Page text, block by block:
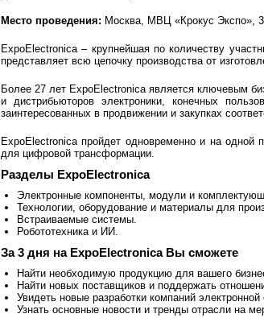
Место проведения: Москва, МВЦ «Крокус Экспо»,
ExpoElectronica – крупнейшая по количеству
представляет всю цепочку производства от
Более 27 лет ExpoElectronica является ключевым
и дистрибьюторов электроники, конечных
заинтересованных в продвижении и закупках
ExpoElectronica пройдет одновременно и на
для цифровой трансформации.
Разделы ExpoElectronica
Электронные компоненты, модули и
Технологии, оборудование и материалы для
Встраиваемые системы.
Робототехника и ИИ.
За 3 дня на ExpoElectronica Вы сможете
Найти необходимую продукцию для вашего
Найти новых поставщиков и поддержать
Увидеть новые разработки компаний
Узнать основные новости и тренды отрасли на